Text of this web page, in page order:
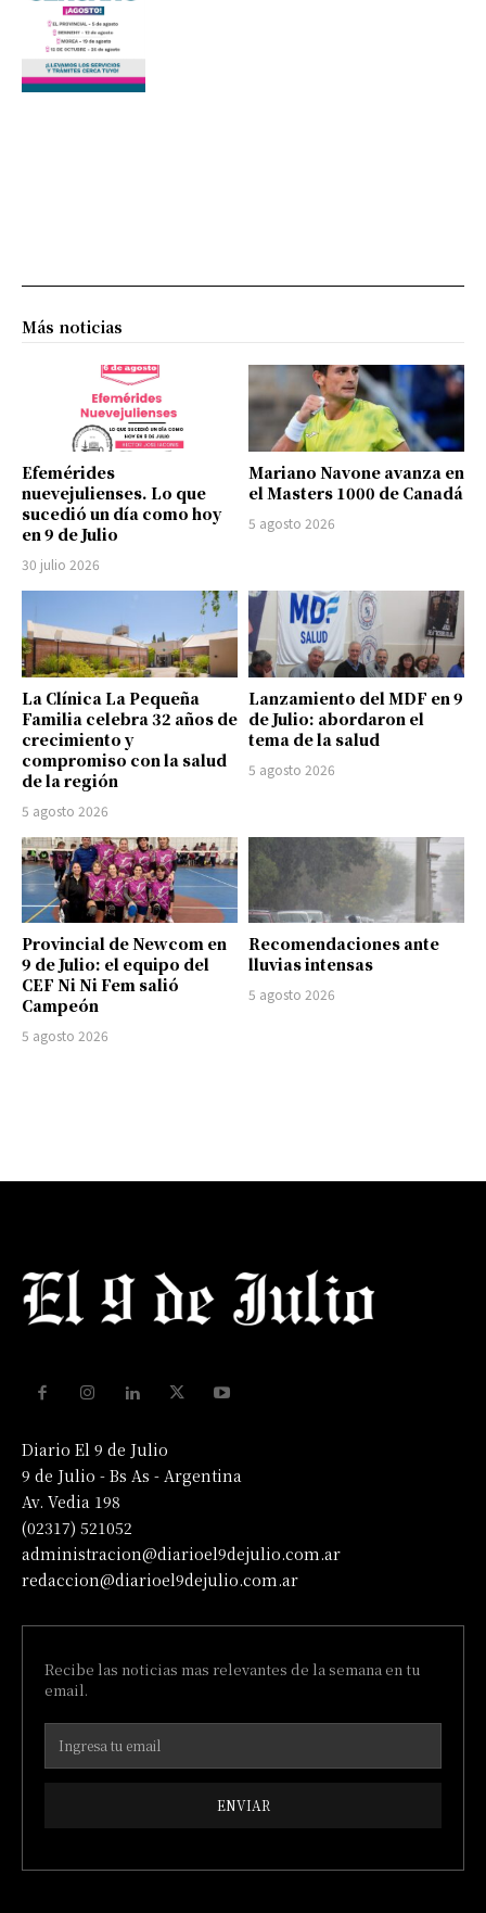
Más noticias
Efemérides
nuevejulienses. Lo que
sucedió un día como hoy
en 9 de Julio
30 julio 2026
Mariano Navone avanza en
el Masters 1000 de Canadá
5 agosto 2026
La Clínica La Pequeña
Familia celebra 32 años de
crecimiento y
compromiso con la salud
de la región
5 agosto 2026
Lanzamiento del MDF en 9
de Julio: abordaron el
tema de la salud
5 agosto 2026
Provincial de Newcom en
9 de Julio: el equipo del
CEF Ni Ni Fem salió
Campeón
5 agosto 2026
Recomendaciones ante
lluvias intensas
5 agosto 2026
Diario El 9 de Julio
9 de Julio - Bs As - Argentina
Av. Vedia 198
(02317) 521052
administracion@diarioel9dejulio.com.ar
redaccion@diarioel9dejulio.com.ar
Recibe las noticias mas relevantes de la semana en tu
email.
ENVIAR